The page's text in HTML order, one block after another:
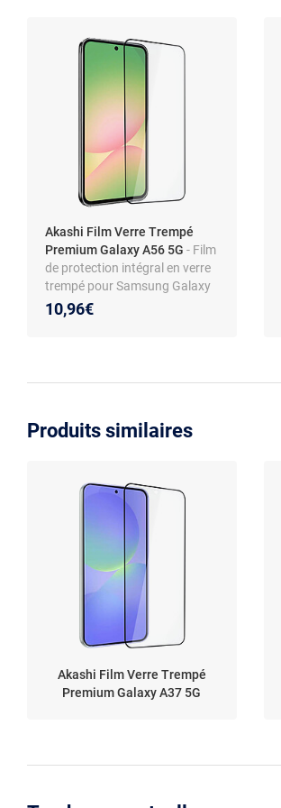
Akashi Film Verre Trempé
Premium Galaxy A56 5G - Film
de protection intégral en verre
trempé pour Samsung Galaxy
A56 5G
10,96€
Produits similaires
Akashi Film Verre Trempé
Premium Galaxy A37 5G